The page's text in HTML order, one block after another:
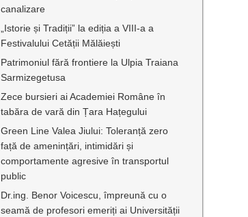
canalizare
„Istorie și Tradiții” la ediția a VIII-a a
Festivalului Cetății Mălăiești
Patrimoniul fără frontiere la Ulpia Traiana
Sarmizegetusa
Zece bursieri ai Academiei Române în
tabăra de vară din Țara Hațegului
Green Line Valea Jiului: Toleranță zero
față de amenințări, intimidări și
comportamente agresive în transportul
public
Dr.ing. Benor Voicescu, împreună cu o
seamă de profesori emeriți ai Universității